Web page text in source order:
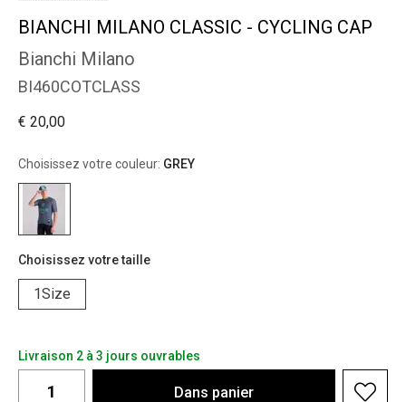
BIANCHI MILANO CLASSIC - CYCLING CAP
Bianchi Milano
BI460COTCLASS
€ 20,00
Choisissez votre couleur: GREY
Choisissez votre taille
1Size
Livraison 2 à 3 jours ouvrables
Dans panier